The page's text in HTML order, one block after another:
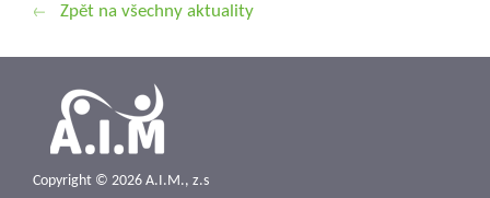
Zpět na všechny aktuality
Copyright © 2026 A.I.M., z.s